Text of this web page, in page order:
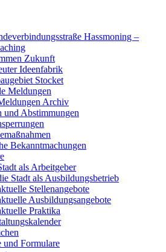
Hassmoning –
Zukunft
Ideenfabrik
Stocket
Meldungen
Archiv
und Abstimmungen
Bekanntmachungen
als Arbeitgeber
Stadt als Ausbildungsbetrieb
Stellenangebote
Ausbildungsangebote
Praktika
und Formulare